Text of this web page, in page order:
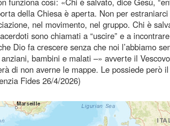
della Chiesa è aperta. Non per
nel movimento, nel gruppo. Chi è
sono chiamati a “uscire” e a
Dio fa crescere senza che noi l’abbiamo
bambini e malati –» avverte il
di non averne le mappe. Le possiede però
Fides 26/4/2026)